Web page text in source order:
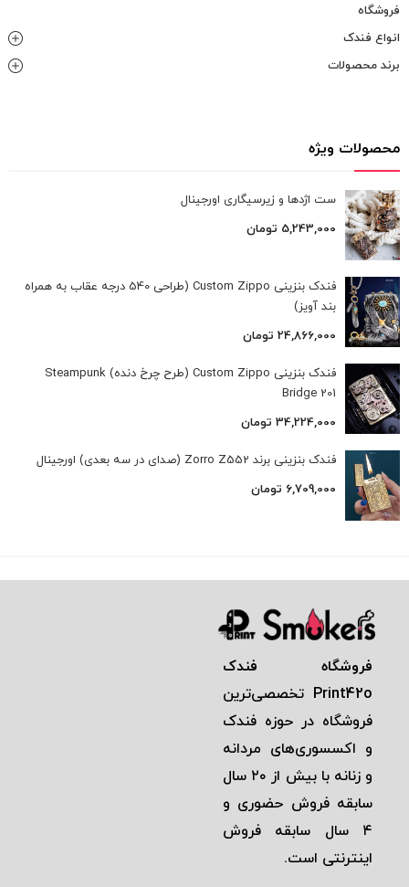
فروشگاه
انواع فندک
برند محصولات
محصولات ویژه
ست اژدها و زیرسیگاری اورجینال
5,243,000 تومان
فندک بنزینی Custom Zippo (طراحی 540 درجه عقاب به همراه
بند آویز)
24,866,000 تومان
فندک بنزینی Custom Zippo (طرح چرخ دنده) Steampunk
Bridge 201
34,224,000 تومان
فندک بنزینی برند Zorro Z552 (صدای در سه بعدی) اورجینال
6,709,000 تومان
فروشگاه فندک
Print42o تخصصی‌ترين
فروشگاه در حوزه فندک
و اكسسوری‌های مردانه
و زنانه با بيش از ٢٠ سال
سابقه فروش حضوری و
٤ سال سابقه فروش
اينترنتی است.